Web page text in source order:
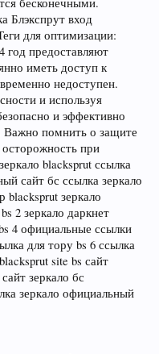
Блэкспрут вход
для оптимизации:
год предоставляют
иметь доступ к
недоступен.
и используя
и эффективно
Важно помнить о защите
при
blacksprut ссылка
сайт бс ссылка зеркало
blacksprut зеркало
2 зеркало даркнет
4 официальные ссылки
для тору bs 6 ссылка
site bs сайт
зеркало бс
зеркало официальный